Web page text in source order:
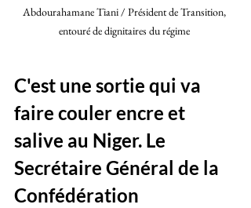
Abdourahamane Tiani / Président de Transition,
entouré de dignitaires du régime
C'est une sortie qui va
faire couler encre et
salive au Niger. Le
Secrétaire Général de la
Confédération